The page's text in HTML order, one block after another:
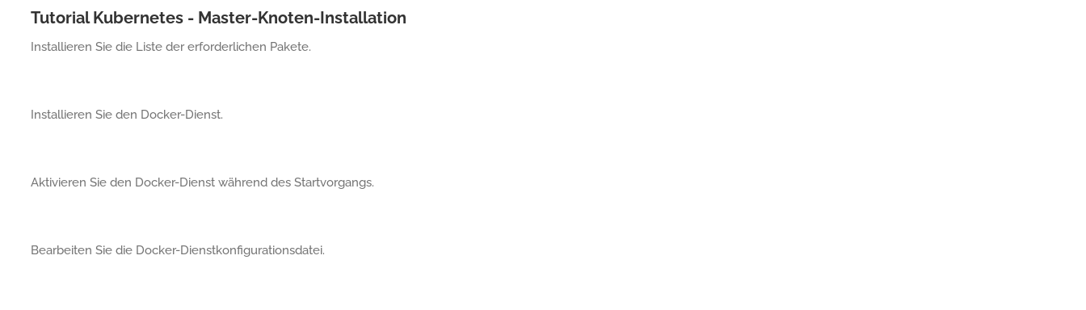
Tutorial Kubernetes - Master-Knoten-Installation
Installieren Sie die Liste der erforderlichen Pakete.
Installieren Sie den Docker-Dienst.
Aktivieren Sie den Docker-Dienst während des Startvorgangs.
Bearbeiten Sie die Docker-Dienstkonfigurationsdatei.